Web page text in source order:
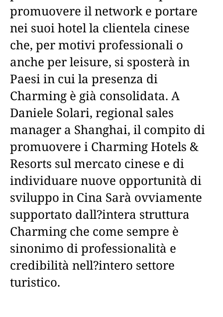
promuovere il network e portare
nei suoi hotel la clientela cinese
che, per motivi professionali o
anche per leisure, si sposterà in
Paesi in cui la presenza di
Charming è già consolidata. A
Daniele Solari, regional sales
manager a Shanghai, il compito di
promuovere i Charming Hotels &
Resorts sul mercato cinese e di
individuare nuove opportunità di
sviluppo in Cina Sarà ovviamente
supportato dall?intera struttura
Charming che come sempre è
sinonimo di professionalità e
credibilità nell?intero settore
turistico.